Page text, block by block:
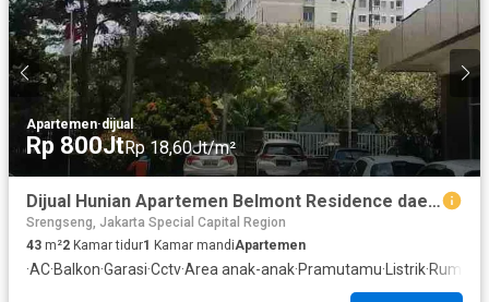
Apartemen·dijual
Rp 800JtRp 18,60Jt/m²
Dijual Hunian Apartemen Belmont Residence daerah Srengseng Kebun Jeruk Jakarta Barat siap huni mudah akses harga nego wajar
Srengseng, Jakarta Special Capital Region
43 m²2 Kamar tidur1 Kamar mandiApartemen
·AC·Balkon·Garasi·Cctv·Area anak-anak·Pramutamu· Listrik·Rumah